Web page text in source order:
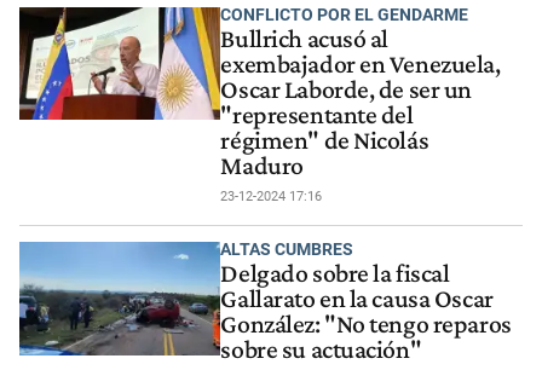
CONFLICTO POR EL GENDARME
Bullrich acusó al
exembajador en Venezuela,
Oscar Laborde, de ser un
"representante del
régimen" de Nicolás
Maduro
23-12-2024 17:16
ALTAS CUMBRES
Delgado sobre la fiscal
Gallarato en la causa Oscar
González: "No tengo reparos
sobre su actuación"